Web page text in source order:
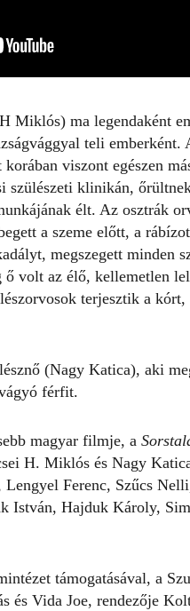
Miklós) ma legendaként
teli
viszont egészen
szülészeti klinikán,
élt. Az osztrák
a szeme előtt, a
megszegett minden
volt az élő, kellemetlen
terjesztik a
(Nagy Katica), aki
férfit.
magyar filmje, a
H. Miklós és Nagy
Lengyel Ferenc, Szűcs
István, Hajduk Károly,
támogatásával, a
és Vida Joe, rendezője